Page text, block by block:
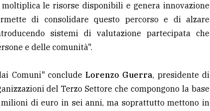
le risorse disponibili e genera innovazione
di consolidare questo percorso e di alzare
sistemi di valutazione partecipata che
e delle comunità".
Comuni" concludeLorenzo Guerra, presidente di
del Terzo Settore che compongono la base
di euro in sei anni, ma soprattutto mettono in